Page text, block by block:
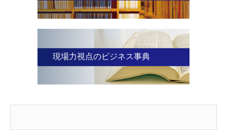
現場力視点のビジネス事典